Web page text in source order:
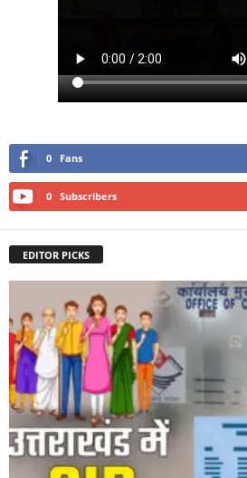
0 Fans
0 Subscribers
EDITOR PICKS